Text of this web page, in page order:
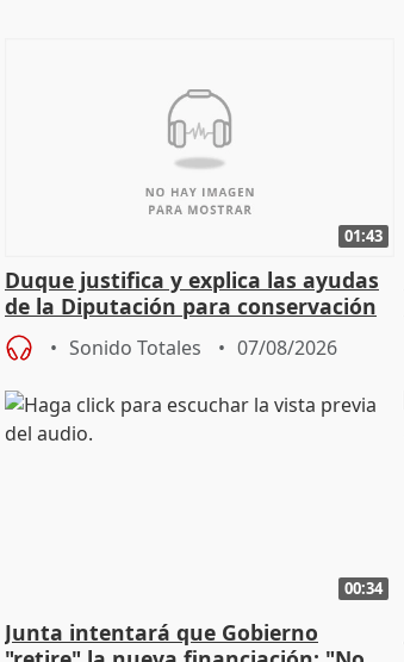
01:43
Duque justifica y explica las ayudas
de la Diputación para conservación
del patrimonio
Sonido Totales 07/08/2026
00:34
Junta intentará que Gobierno